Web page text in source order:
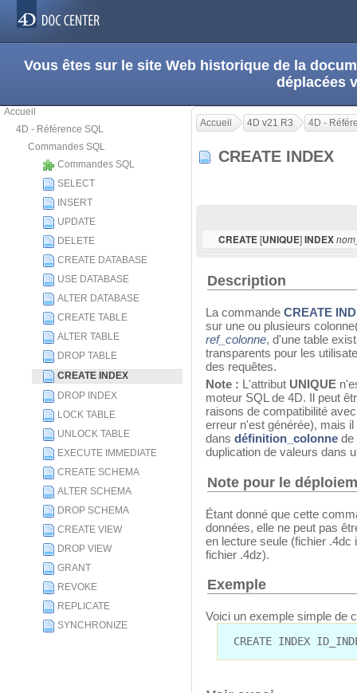
Vous êtes sur le site Web historique de la
déplacées
Accueil
4D - Référence SQL
Commandes SQL
Commandes SQL
SELECT
INSERT
UPDATE
DELETE
CREATE DATABASE
USE DATABASE
ALTER DATABASE
CREATE TABLE
ALTER TABLE
DROP TABLE
CREATE INDEX
DROP INDEX
LOCK TABLE
UNLOCK TABLE
EXECUTE IMMEDIATE
CREATE SCHEMA
ALTER SCHEMA
DROP SCHEMA
CREATE VIEW
DROP VIEW
GRANT
REVOKE
REPLICATE
SYNCHRONIZE
Accueil 4D v21 R3 4D -
CREATE INDEX
CREATE[UNIQUE]INDEX
Description
La commande CREATE
sur une ou plusieurs
ref_colonne, d'une table
transparents pour les
des requêtes.
Note : L'attribut UNIQUE
moteur SQL de 4D. Il peut
raisons de compatibilité
erreur n'est générée), mais
dans définition_colonne de
duplication de valeurs dans
Note pour le
Étant donné que cette
données, elle ne peut pas
en lecture seule (fichier
fichier .4dz).
Exemple
Voici un exemple simple de
CREATE INDEX